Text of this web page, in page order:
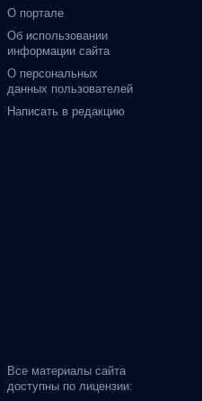
О портале
Об использовании
информации сайта
О персональных
данных пользователей
Написать в редакцию
Все материалы сайта
доступны по лицензии: